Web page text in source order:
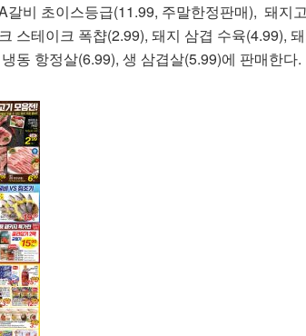
갈비 초이스등급(11.99, 주말한정판매), 돼지
스테이크 폭챱(2.99), 돼지 삼겹 수육(4.99),
동 항정살(6.99), 생 삼겹살(5.99)에 판매한다.